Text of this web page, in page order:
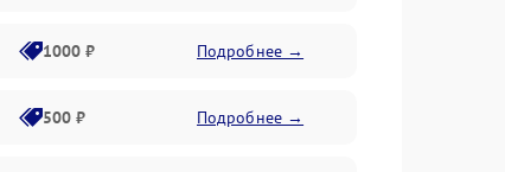
1000 ₽ Подробнее →
500 ₽ Подробнее →